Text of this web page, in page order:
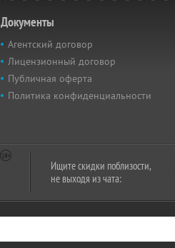
Документы
Агентский договор
Лицензионный договор
Публичная оферта
Политика конфиденциальности
Ищите скидки поблизости,
не выходя из чата: